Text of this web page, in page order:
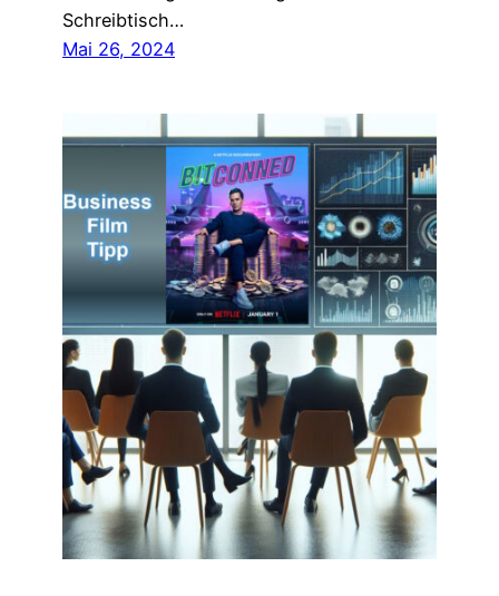
Schreibtisch…
Mai 26, 2024